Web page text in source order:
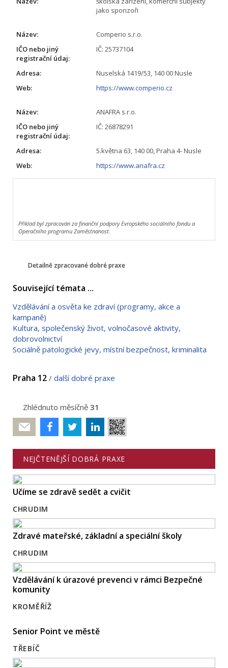
jako sponzoři
Název:
Comperio s.r.o.
IČO nebo jiný
registrační údaj:
IČ: 25737104
Adresa:
Nuselská 1419/53, 140 00 Nusle
Web:
https://www.comperio.cz
Název:
ANAFRA s.r.o.
IČO nebo jiný
registrační údaj:
IČ: 26878291
Adresa:
5.května 63, 140 00, Praha 4- Nusle
Web:
https://www.anafra.cz
Příklad byl zpracován za finanční podpory Evropského sociálního fondu a
Operačního programu Zaměstnanost.
Detailně zpracované dobré praxe
Související témata ...
Vzdělávání a osvěta ke zdraví (programy, akce a
kampaně)
Kultura, společenský život, volnočasové aktivity,
dobrovolnictví
Sociálně patologické jevy, místní bezpečnost, kriminalita
Praha 12 / další dobré praxe
Zhlédnuto měsíčně 31
Poslat
NEJČTENĚJŠÍ DOBRÁ PRAXE
Učíme se zdravě sedět a cvičit
CHRUDIM
Zdravé mateřské, základní a speciální školy
CHRUDIM
Vzdělávání k úrazové prevenci v rámci Bezpečné
komunity
KROMĚŘÍŽ
Senior Point ve městě
TŘEBÍČ